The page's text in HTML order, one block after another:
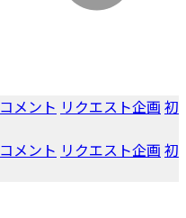
メント リクエスト企画 初
メント リクエスト企画 初